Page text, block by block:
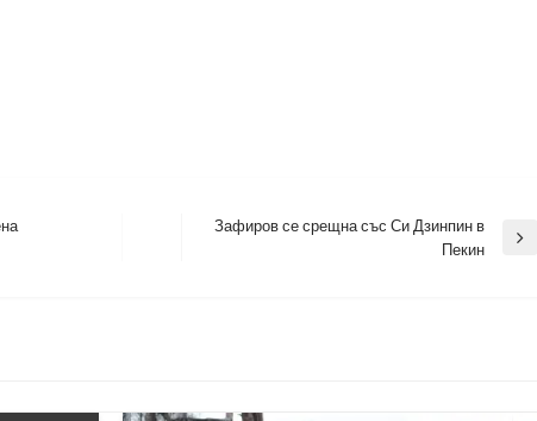
Зафиров се срещна със Си Дзинпин в
Пекин